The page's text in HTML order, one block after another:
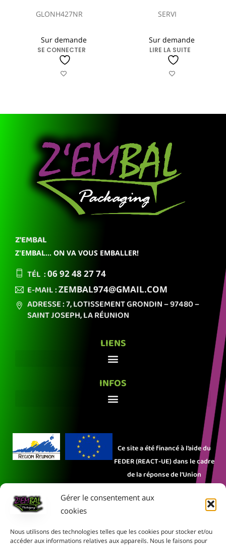
Gérer le consentement aux
cookies
Nous utilisons des technologies telles que les cookies pour stocker et/ou
accéder aux informations relatives aux appareils. Nous le faisons pour
GLONH427NR
Sur demande
SE CONNECTER
SERVI
Sur demande
LIRE LA SUITE
Z'EMBAL
Z'EMBAL... ON VA VOUS EMBALLER!
TÉL :06 9248 27 74
E-MAIL :ZEMBAL974@GMAIL.COM
ADRESSE : 7, LOTISSEMENT GRONDIN– 97480 –
SAINT JOSEPH,LA RÉUNION
LIENS
INFOS
Ce site a été financé à l’aide du
FEDER (REACT-UE) dans le cadre
de la réponse de l’Union
COVID-19. L’Europe s’engage à La
Rejoignez-nous sur les réseaux sociaux :